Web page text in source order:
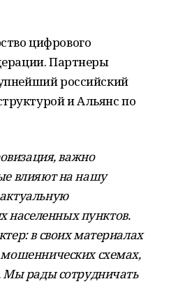
цифрового
Партнеры
российский
и Альянс по
важно
влияют на нашу
пунктов.
в своих материалах
схемах,
Мы рады сотрудничать